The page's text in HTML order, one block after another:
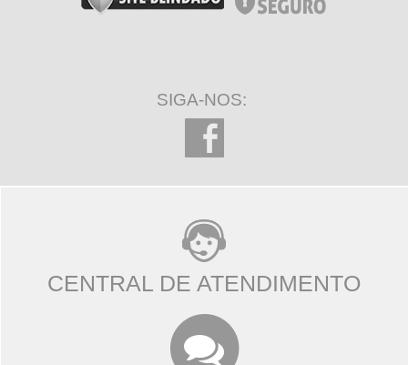
SIGA-NOS:
CENTRAL DE ATENDIMENTO